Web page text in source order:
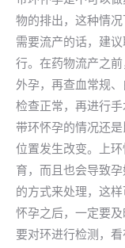
物的排出，这种情
需要流产的话，建
行。在药物流产之
外孕，再查血常规
检查正常，再进行手
带环怀孕的情况还
位置发生改变。上
育，而且也会导致
的方式来处理，这
怀孕之后，一定要
要对环进行检测，